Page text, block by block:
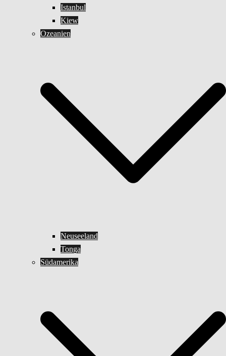
Istanbul
Kiew
Ozeanien
Neuseeland
Tonga
Südamerika